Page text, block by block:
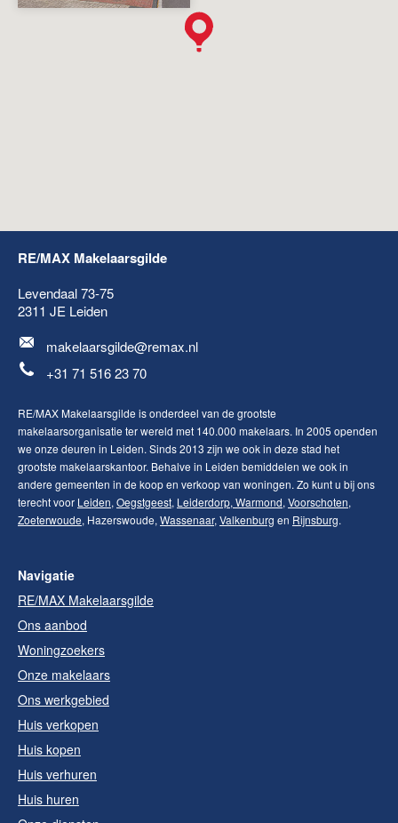
RE/MAX Makelaarsgilde
Levendaal 73-75
2311 JE Leiden
makelaarsgilde@remax.nl
+31 71 516 23 70
RE/MAX Makelaarsgilde is onderdeel van de grootste
makelaarsorganisatie ter wereld met 140.000 makelaars. In 2005 openden
we onze deuren in Leiden. Sinds 2013 zijn we ook in deze stad het
grootste makelaarskantoor. Behalve in Leiden bemiddelen we ook in
andere gemeenten in de koop en verkoop van woningen. Zo kunt u bij ons
terecht voor Leiden, Oegstgeest, Leiderdorp, Warmond, Voorschoten,
Zoeterwoude, Hazerswoude, Wassenaar, Valkenburg en Rijnsburg.
Navigatie
RE/MAX Makelaarsgilde
Ons aanbod
Woningzoekers
Onze makelaars
Ons werkgebied
Huis verkopen
Huis kopen
Huis verhuren
Huis huren